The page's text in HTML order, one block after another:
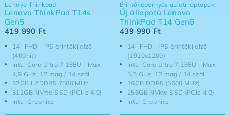
14" FHD+ IPS érintőkijelző
(400nit)
Intel Core Ultra 7 165U - Max.
4,9 GHz, 12 mag / 14 szál
32GB LPDDR5 7500 MHz
512GB NVme SSD (PCI-e 4.0)
Intel Graphics
Lenovo Thinkpad
Lenovo ThinkPad T14s
Gen5
419 990 Ft
14" FHD+ IPS érintőkijelző
(1920x1200)
Intel Core Ultra 7 265U - Max.
5,3 GHz, 12 mag / 14 szál
16GB DDR5 (5600 MHz)
256GB NVMe SSD (PCIe 4.0)
Intel Graphics
Érintőképernyős üzleti laptopok
Új állapotú Lenovo
ThinkPad T14 Gen6
439 990 Ft